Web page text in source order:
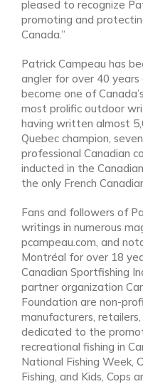
pleased to recognize
promoting and
Canada.”
Patrick Campeau has
angler for over 40
become one of
most prolific outdoor
having written almost
Quebec champion,
professional Canadian
inducted in the
the only French
Fans and followers of
writings in numerous
pcampeau.com, and
Montréal for over 18
Canadian Sportfishing
partner organization
Foundation are non-
manufacturers,
dedicated to the
recreational fishing in
National Fishing Week,
Fishing, and Kids, Cops